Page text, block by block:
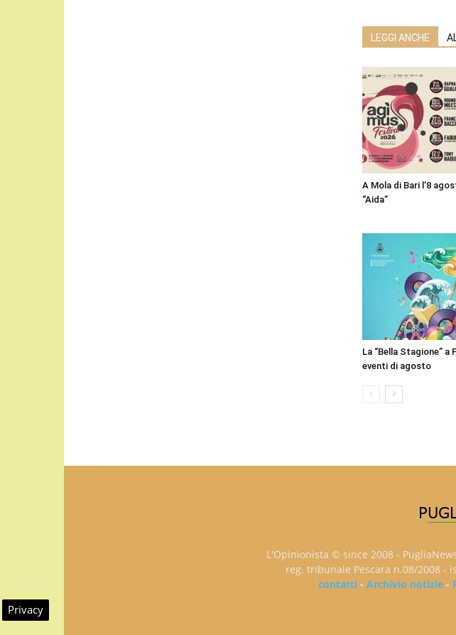
LEGGI ANCHE
A Mola di Bari l’8
“Aida”
La “Bella Stagione” a
eventi di agosto
L'Opinionista © since 2008 -
reg. tribunale Pescara n.08/2008 -
contatti -Archivio notizie -
Privacy